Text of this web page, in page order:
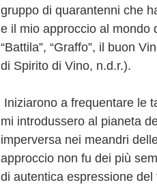
gruppo di quarantenni che
e il mio approccio al mondo
“Battila”, “Graffo”, il buon
di Spirito di Vino, n.d.r.).
Iniziarono a frequentare le
mi introdussero al pianeta
imperversa nei meandri
approccio non fu dei più
di autentica espressione